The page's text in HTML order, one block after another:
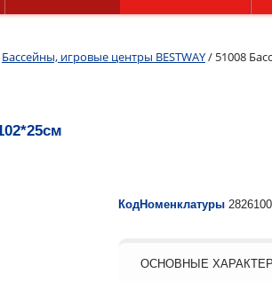
Бассейны, игровые центры BESTWAY/ 51008
КодНоменклатуры
ОСНОВНЫЕ